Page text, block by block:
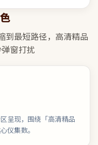
最短路径， 高清精品
窗打扰
呈现，围绕「高清精品
仪集数。